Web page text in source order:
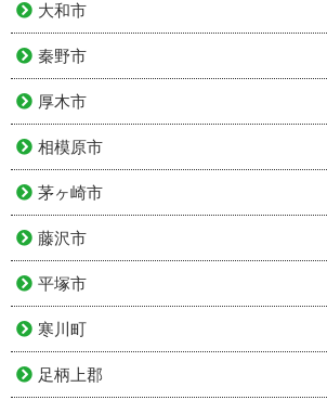
大和市
秦野市
厚木市
相模原市
茅ヶ崎市
藤沢市
平塚市
寒川町
足柄上郡